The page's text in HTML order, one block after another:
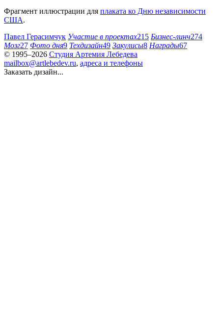
Фрагмент иллюстрации для плаката ко Дню независимости
США.
Павел Герасимчук Участие в проектах215 Бизнес-линч274
Мозг27 Фото дня9 Техдизайн49 Закулисы8 Награды67
© 1995–2026 Студия Артемия Лебедева
mailbox@artlebedev.ru, адреса и телефоны
Заказать дизайн...